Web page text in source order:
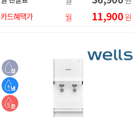
카드혜택가 월 11,900원